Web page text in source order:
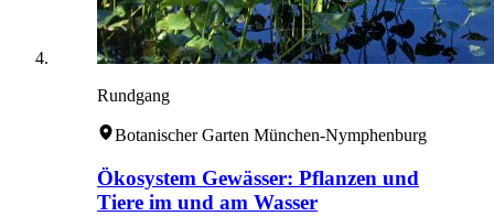
Rundgang
Botanischer Garten München-Nymphenburg
Ökosystem Gewässer: Pflanzen und
Tiere im und am Wasser